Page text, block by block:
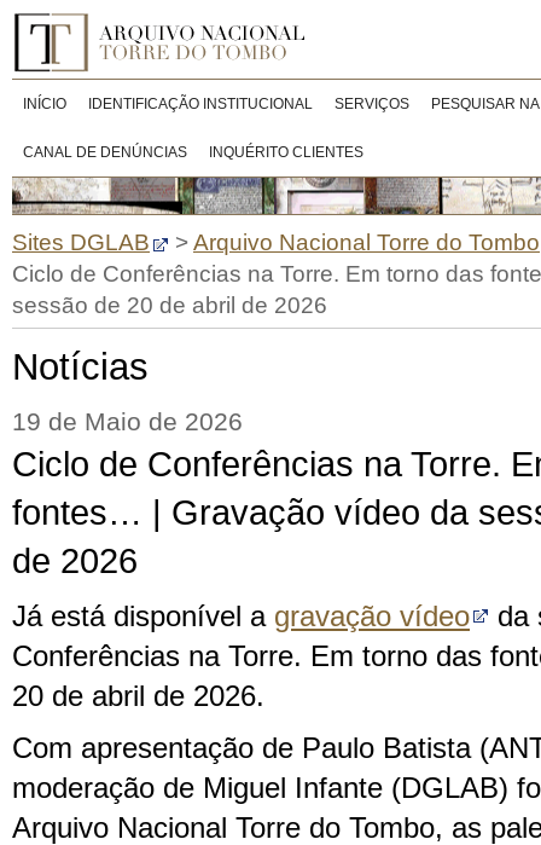
INÍCIO IDENTIFICAÇÃO INSTITUCIONAL SERVIÇOS PESQUISAR
CANAL DE DENÚNCIAS INQUÉRITO CLIENTES
Sites DGLAB >Arquivo Nacional Torre do Tombo
Ciclo de Conferências na Torre. Em torno das
sessão de 20 de abril de 2026
Notícias
19 de Maio de 2026
Ciclo de Conferências na Torre.
fontes… | Gravação vídeo da
de 2026
Já está disponível a gravação vídeo
da
Conferências na Torre. Em torno das
20 de abril de 2026.
Com apresentação de Paulo Batista
moderação de Miguel Infante (DGLAB)
Arquivo Nacional Torre do Tombo, as